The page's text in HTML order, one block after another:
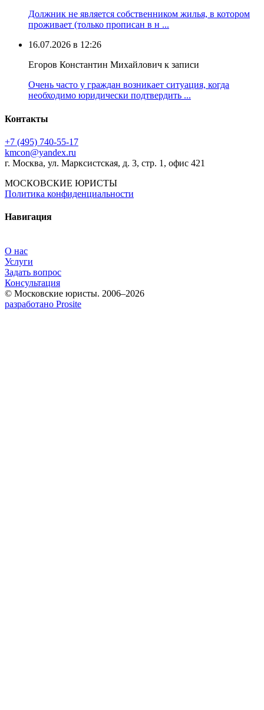
Должник не является собственником жилья, в котором
проживает (только прописан в н ...
16.07.2026 в 12:26
Егоров Константин Михайлович к записи
Очень часто у граждан возникает ситуация, когда
необходимо юридически подтвердить ...
Контакты
+7 (495) 740‑55‑17
kmcon@yandex.ru
г. Москва, ул. Марксистская, д. 3, стр. 1, офис 421
МОСКОВСКИЕ ЮРИСТЫ
Политика конфиденциальности
Навигация
О нас
Услуги
Задать вопрос
Консультация
© Московские юристы. 2006–2026
разработано Prosite